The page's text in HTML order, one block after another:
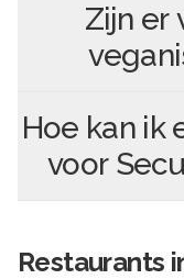
Zijn er
Hoe kan ik
voor
Restaurants